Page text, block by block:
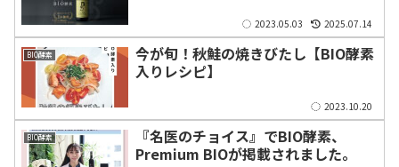
2023.05.03 2025.07.14
BIO酵素
今が旬！秋鮭の焼きびたし【BIO酵素
入りレシピ】
2023.10.20
BIO酵素
『名医のチョイス』でBIO酵素、
Premium BIOが掲載されました。